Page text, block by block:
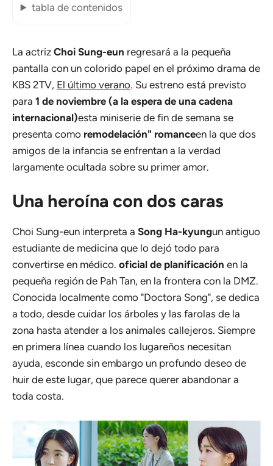
tabla de contenidos
La actriz Choi Sung-eun regresará a la pequeña
pantalla con un colorido papel en el próximo drama de
KBS 2TV, El último verano. Su estreno está previsto
para 1 de noviembre (a la espera de una cadena
internacional)esta miniserie de fin de semana se
presenta como remodelación" romanceen la que dos
amigos de la infancia se enfrentan a la verdad
largamente ocultada sobre su primer amor.
Una heroína con dos caras
Choi Sung-eun interpreta a Song Ha-kyungun antiguo
estudiante de medicina que lo dejó todo para
convertirse en médico. oficial de planificación en la
pequeña región de Pah Tan, en la frontera con la DMZ.
Conocida localmente como "Doctora Song", se dedica
a todo, desde cuidar los árboles y las farolas de la
zona hasta atender a los animales callejeros. Siempre
en primera línea cuando los lugareños necesitan
ayuda, esconde sin embargo un profundo deseo de
huir de este lugar, que parece querer abandonar a
toda costa.